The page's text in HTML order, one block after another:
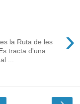
›
la Ruta de les
tracta d'una
...